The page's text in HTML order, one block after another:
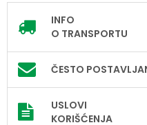
INFO
O TRANSPORTU
ČESTO
USLOVI
KORIŠĆENJA